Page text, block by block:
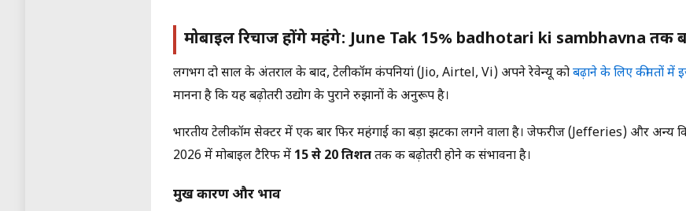
मोबाइल रिचार्ज होंगे महंगे: June Tak 15% badhotari ki sambhavna तक
लगभग दो साल के अंतराल के बाद, टेलीकॉम कंपनियां (Jio, Airtel, Vi) अपने रेवेन्यू कोबढ़ाने के लिए कीमतों में
मानना है कि यह बढ़ोतरी उद्योग के पुराने रुझानों के अनुरूप है।
भारतीय टेलीकॉम सेक्टर में एक बार फिर महंगाई का बड़ा झटका लगने वाला है। जेफरीज (Jefferies) और अन्य
2026 में मोबाइल टैरिफ में 15 से 20 प्रतिशततक की बढ़ोतरी होने की संभावना है।
प्रमुख कारण और प्रभाव